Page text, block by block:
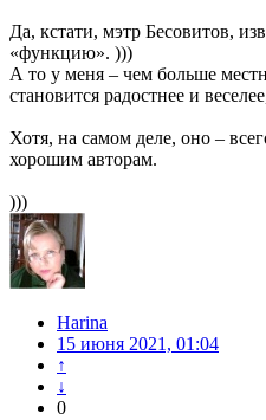
Да, кстати, мэтр Бесовитов,
«функцию». )))
А то у меня – чем больше
становится радостнее и
Хотя, на самом деле, оно –
хорошим авторам.
)))
Harina
15 июня 2021, 01:04
↑
↓
0